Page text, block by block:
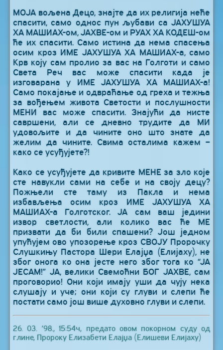
МОЈА вољена Децо, знајте да их религија неће
спасити, само однос пун љубави са ЈАХУШУА
ХА МАШИАХ-ом, ЈАХВЕ-ом и РУАХ ХА КОДЕШ-ом
ће их спасити. Само истина да нема спасења
осим кроз ИМЕ ЈАХУШУА ХА МАШИАХ-а, само
Крв коју сам пролио за вас на Голготи и само
Света Реч вас може спасити када је
изговарана у ИМЕ ЈАХУШУА ХА МАШИАХ-а!
Само покајање и одвраћање од греха и тежња
за вођењем живота Светости и послушности
МЕНИ вас може спасити. Знајући да нисте
савршени, али се дневно трудите да МИ
удовољите и да чините оно што знате да
желим да чините. Свима осталима кажем –
како се усуђујете?!
Како се усуђујете да кривите МЕНЕ за зло које
сте навукли сами на себе и на своју децу?
Пожњели сте таму из Пакла и нема
избављења осим кроз ИМЕ ЈАХУШУА ХА
МАШИАХ-а Голготског. ЈА сам ваш једини
извор светлости, али колико вас ће МЕ
призвати да би били спашени? Још једном
упућујем ово упозорење кроз СВОЈУ Пророчку
Слушкињу Пастора Шери Елајџа (Елијаху), не
због онога ко она јесте него због тога ко “ЈА
ЈЕСАМ!” ЈА, велики Свемоћни БОГ ЈАХВЕ, сам
проговорио! Они који имају уши да чују нека
слушају и уче; они који су глуви и слепи ће
постати само још више духовно глуви и слепи.
26. 03. ’98., 15:54ч, предато овом покорном суду од
глине, Пророку Елизабети Елајџа (Елишеви Елијаху)